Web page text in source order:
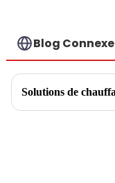
Blog Connexe